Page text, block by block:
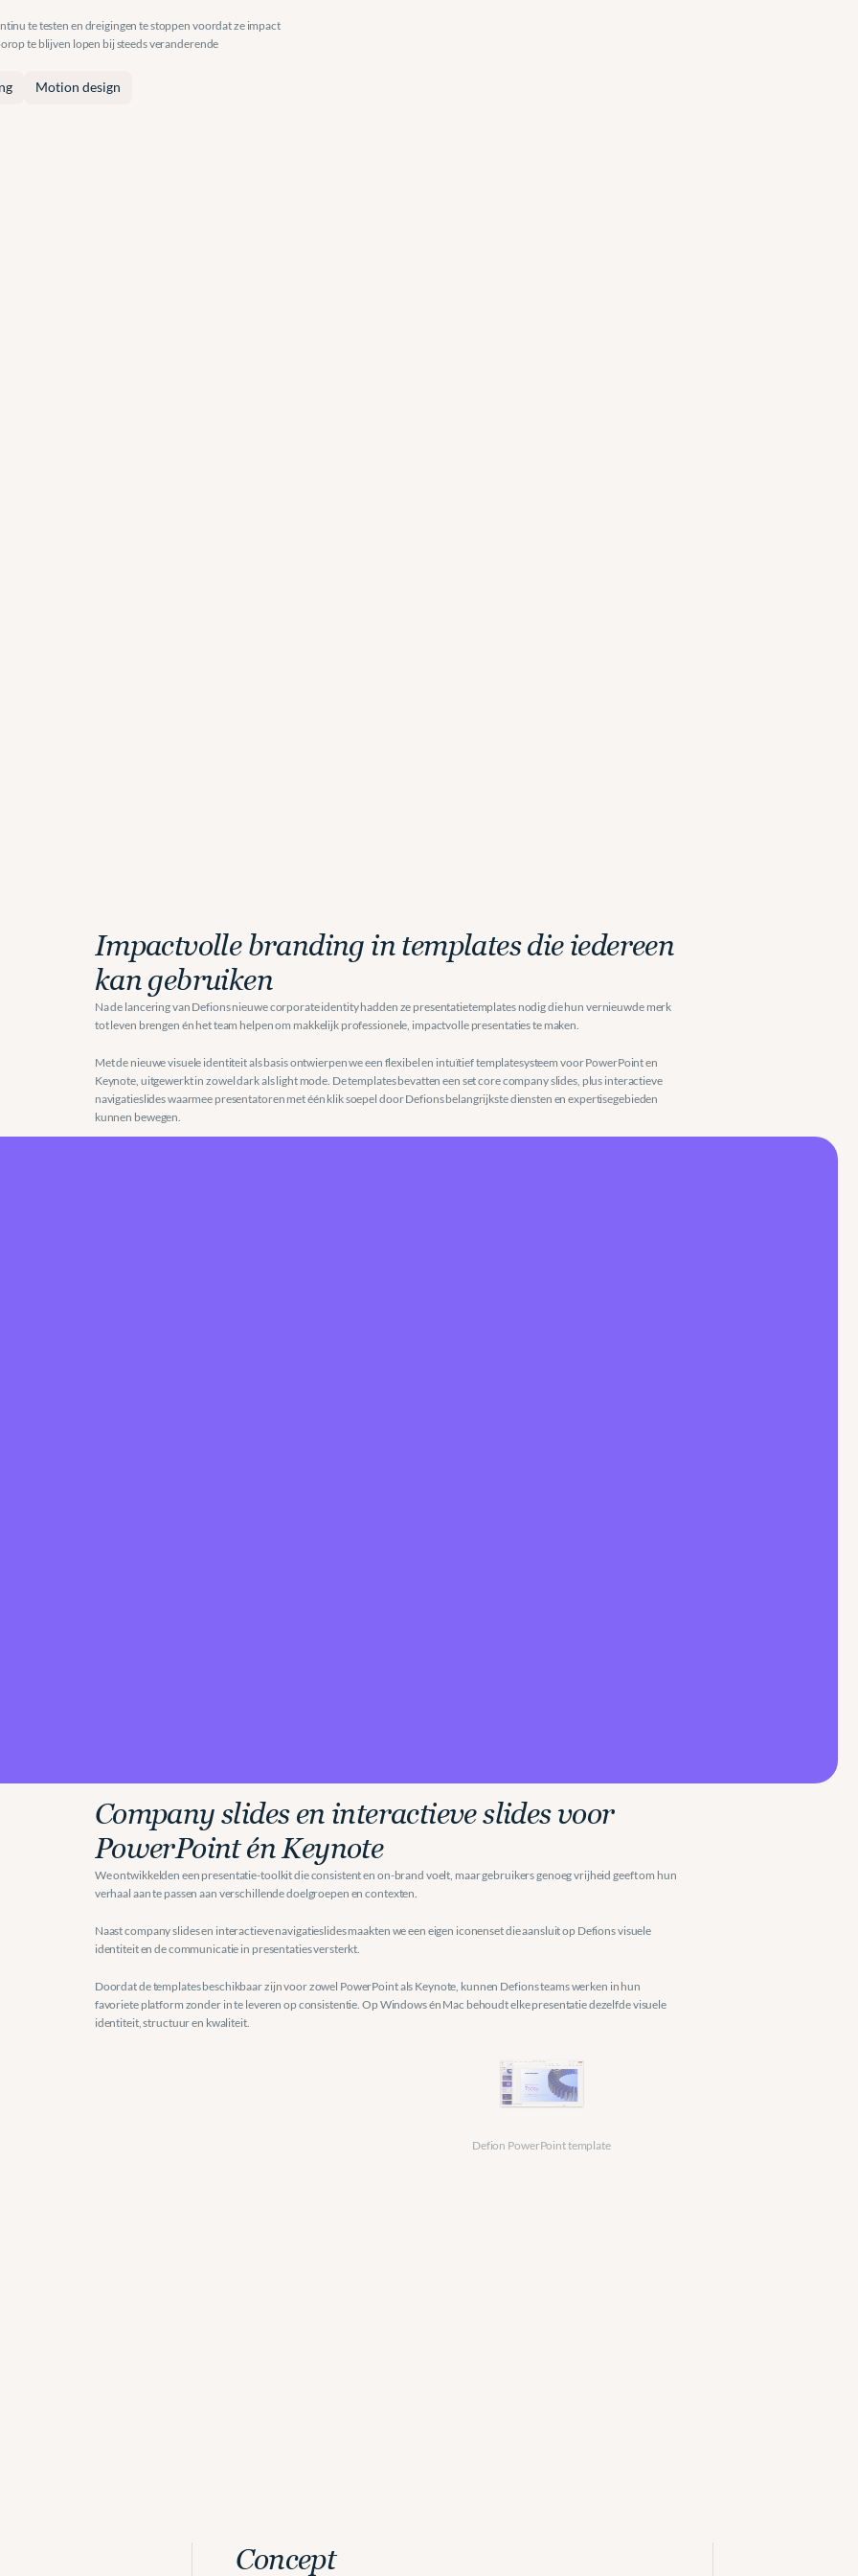
te testen en dreigingen te stoppen voordat ze impact
te blijven lopen bij steeds veranderende
Motion design
Impactvolle branding in templates die iedereen
kan gebruiken
Na de lancering van Defions nieuwe corporate identity hadden ze presentatietemplates nodig die hun vernieuwde merk
tot leven brengen én het team helpen om makkelijk professionele, impactvolle presentaties te maken.
Met de nieuwe visuele identiteit als basis ontwierpen we een flexibel en intuïtief templatesysteem voor PowerPoint en
Keynote, uitgewerkt in zowel dark als light mode. De templates bevatten een set core company slides, plus interactieve
navigatieslides waarmee presentatoren met één klik soepel door Defions belangrijkste diensten en expertisegebieden
kunnen bewegen.
Company slides en interactieve slides voor
PowerPoint én Keynote
We ontwikkelden een presentatie-toolkit die consistent en on-brand voelt, maar gebruikers genoeg vrijheid geeft om hun
verhaal aan te passen aan verschillende doelgroepen en contexten.
Naast company slides en interactieve navigatieslides maakten we een eigen iconenset die aansluit op Defions visuele
identiteit en de communicatie in presentaties versterkt.
Doordat de templates beschikbaar zijn voor zowel PowerPoint als Keynote, kunnen Defions teams werken in hun
favoriete platform zonder in te leveren op consistentie. Op Windows én Mac behoudt elke presentatie dezelfde visuele
identiteit, structuur en kwaliteit.
Defion PowerPoint template
Concept